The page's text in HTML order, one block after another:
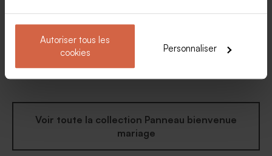
Autoriser tous les
cookies
Personnaliser
Voir toute la collection Panneau bienvenue
mariage